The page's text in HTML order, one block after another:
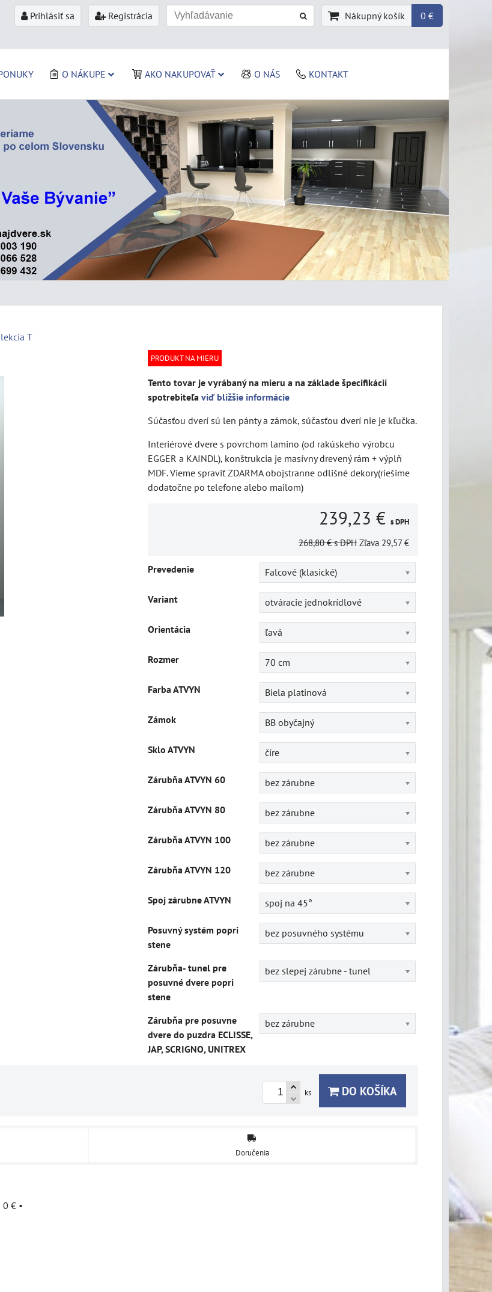
Prihlásiť sa Registrácia Nákupný košík 0 €
O NÁKUPE AKO NAKUPOVAŤ O NÁS KONTAKT
T
PRODUKT NA MIERU
Tento tovar je vyrábaný na mieru a na základe špecifikácií
spotrebiteľa viď bližšie informácie
Súčasťou dverí sú len pánty a zámok, súčasťou dverí nie je kľučka.
Interiérové dvere s povrchom lamino (od rakúskeho výrobcu
EGGER a KAINDL), konštrukcia je masívny drevený rám + výplň
MDF. Vieme spraviť ZDARMA obojstranne odlišné dekory(riešime
dodatočne po telefone alebo mailom)
239,23 € s DPH
268,80 € s DPH Zľava 29,57 €
Prevedenie Falcové (klasické)
Variant otváracie jednokrídlové
Orientácia ľavá
Rozmer 70 cm
Farba ATVYN Biela platinová
Zámok BB obyčajný
Sklo ATVYN číre
Zárubňa ATVYN 60 bez zárubne
Zárubňa ATVYN 80 bez zárubne
Zárubňa ATVYN 100 bez zárubne
Zárubňa ATVYN 120 bez zárubne
Spoj zárubne ATVYN spoj na 45°
Posuvný systém popri
stene
bez posuvného systému
Zárubňa- tunel pre
posuvné dvere popri
stene
bez slepej zárubne - tunel
Zárubňa pre posuvne
dvere do puzdra ECLISSE,
JAP, SCRIGNO, UNITREX
bez zárubne
ks DO KOŠÍKA
Doručenia
0 € •